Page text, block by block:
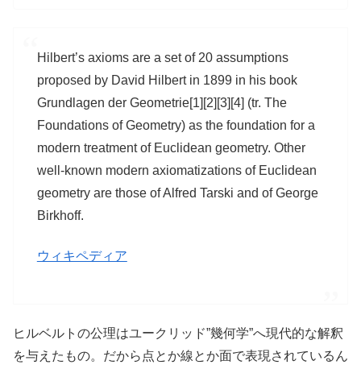
Hilbert’s axioms are a set of 20 assumptions
proposed by David Hilbert in 1899 in his book
Grundlagen der Geometrie[1][2][3][4] (tr. The
Foundations of Geometry) as the foundation for a
modern treatment of Euclidean geometry. Other
well-known modern axiomatizations of Euclidean
geometry are those of Alfred Tarski and of George
Birkhoff.
ウィキペディア
ヒルベルトの公理はユークリッド”幾何学”へ現代的な解釈
を与えたもの。だから点とか線とか面で表現されているん